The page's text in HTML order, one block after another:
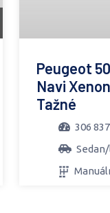
Peugeot
Navi
Tažné
306